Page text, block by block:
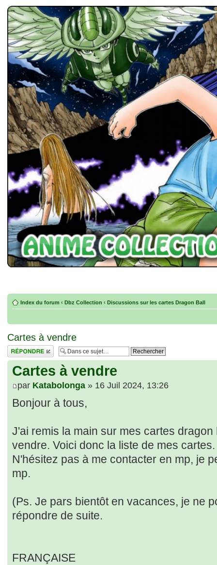
Index du forum ‹ Dbz Collection ‹ Discussions sur les cartes Dragon Ball
Cartes à vendre
Répondre
Cartes à vendre
par Katabolonga » 16 Juil 2024, 13:26
Bonjour à tous,
J'ai remis la main sur mes cartes
vendre. Voici donc la liste de mes cartes.
N'hésitez pas à me contacter en mp, je
mp.
(Ps. Je pars bientôt en vacances, je ne
répondre de suite.
FRANÇAISE